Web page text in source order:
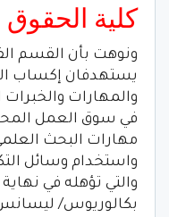
كلية الحقوق
ونوهت بأن القسم
يستهدفان إكساب
والمهارات والخبرات
في سوق العمل
مهارات البحث
واستخدام وسائل
والتي تؤهله في
بكالوريوس/